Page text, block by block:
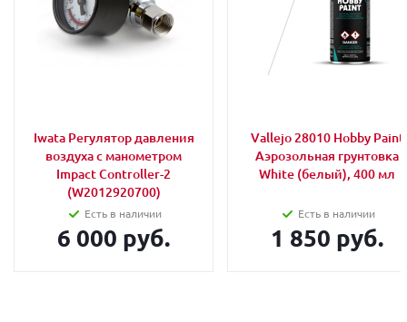
Iwata Регулятор давления
воздуха с манометром
Impact Controller-2
(W2012920700)
Есть в наличии
6 000 руб.
Vallejo 28010 Hobby Paint
Аэрозольная грунтовка
White (белый), 400 мл
Есть в наличии
1 850 руб.